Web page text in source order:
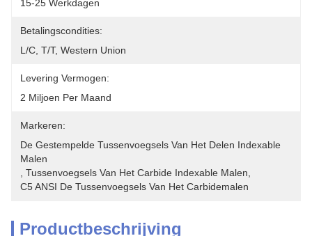
15-25 Werkdagen
Betalingscondities:
L/C, T/T, Western Union
Levering Vermogen:
2 Miljoen Per Maand
Markeren:
De Gestempelde Tussenvoegsels Van Het Delen Indexable
Malen
Tussenvoegsels Van Het Carbide Indexable Malen
C5 ANSI De Tussenvoegsels Van Het Carbidemalen
Productbeschrijving